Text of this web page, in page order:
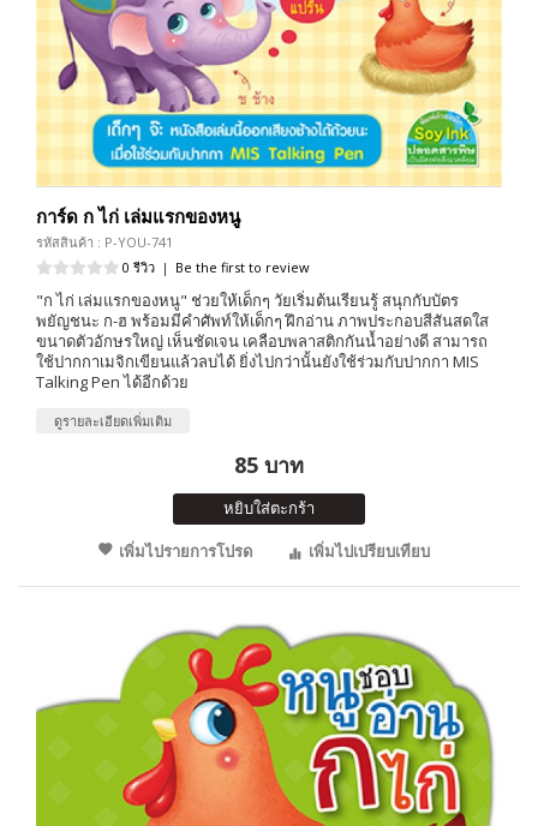
การ์ด ก ไก่ เล่มแรกของหนู
รหัสสินค้า : P-YOU-741
0 รีวิว | Be the first to review
"ก ไก่ เล่มแรกของหนู" ช่วยให้เด็กๆ วัยเริ่มต้นเรียนรู้ สนุกกับบัตร
พยัญชนะ ก-ฮ พร้อมมีคำศัพท์ให้เด็กๆ ฝึกอ่าน ภาพประกอบสีสันสดใส
ขนาดตัวอักษรใหญ่ เห็นชัดเจน เคลือบพลาสติกกันน้ำอย่างดี สามารถ
ใช้ปากกาเมจิกเขียนแล้วลบได้ ยิ่งไปกว่านั้นยังใช้ร่วมกับปากกา MIS
Talking Pen ได้อีกด้วย
ดูรายละเอียดเพิ่มเติม
85 บาท
หยิบใส่ตะกร้า
เพิ่มไปรายการโปรด
เพิ่มไปเปรียบเทียบ